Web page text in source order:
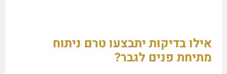
אילו בדיקות יתבצעו טרם ניתוח
מתיחת פנים לגבר?